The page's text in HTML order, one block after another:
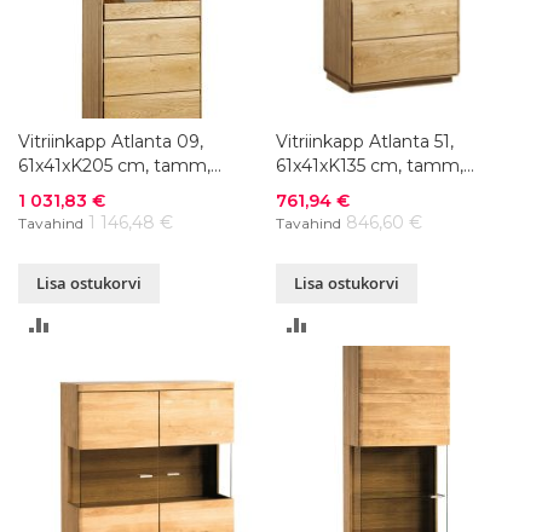
Vitriinkapp Atlanta 09,
61x41xK205 cm, tamm,
õlitatud
Soodushind
1 031,83 €
Tavahind 1 146,48 €
Lisa ostukorvi
Vitriinkapp Atlanta 51,
61x41xK135 cm, tamm,
õlitatud
Soodushind
761,94 €
Tavahind 846,60 €
Lisa ostukorvi
VÕRDLUSESSE